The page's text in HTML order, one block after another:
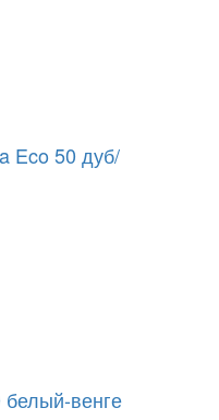
Eco 50 дуб/
венге